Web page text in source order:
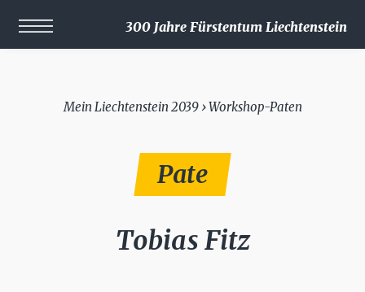
300 Jahre Fürstentum Liechtenstein
Mein Liechtenstein 2039 › Workshop-Paten
Pate
Tobias Fitz